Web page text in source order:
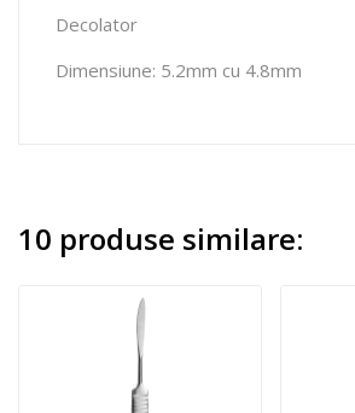
Decolator
Dimensiune: 5.2mm cu 4.8mm
10 produse similare: